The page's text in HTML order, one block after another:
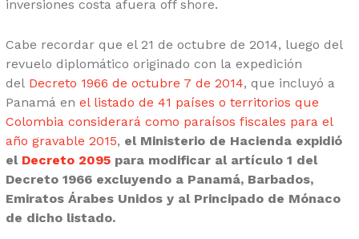
inversiones costa afuera off shore.
Cabe recordar que el 21 de octubre de 2014, luego del
revuelo diplomático originado con la expedición
del Decreto 1966 de octubre 7 de 2014, que incluyó a
Panamá en el listado de 41 países o territorios que
Colombia considerará como paraísos fiscales para el
año gravable 2015, el Ministerio de Hacienda expidió
el Decreto 2095para modificar al artículo 1 del
Decreto 1966 excluyendo a Panamá, Barbados,
Emiratos Árabes Unidos y al Principado de Mónaco
de dicho listado.